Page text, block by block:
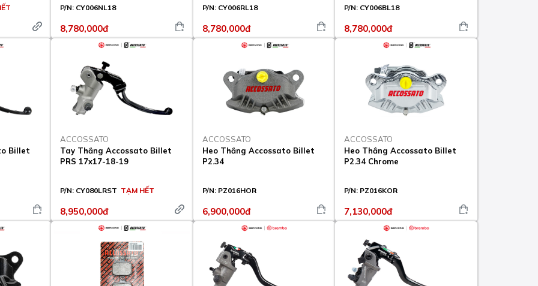
P/N: CY006NL18
8,780,000đ
P/N: CY006RL18
8,780,000đ
P/N: CY006BL18
8,780,000đ
Billet
ACCOSSATO
Tay Thắng Accossato Billet
PRS 17x17-18-19
P/N: CY080LRST TẠM HẾT
8,950,000đ
ACCOSSATO
Heo Thắng Accossato Billet
P2.34
P/N: PZ016HOR
6,900,000đ
ACCOSSATO
Heo Thắng Accossato Billet
P2.34 Chrome
P/N: PZ016KOR
7,130,000đ